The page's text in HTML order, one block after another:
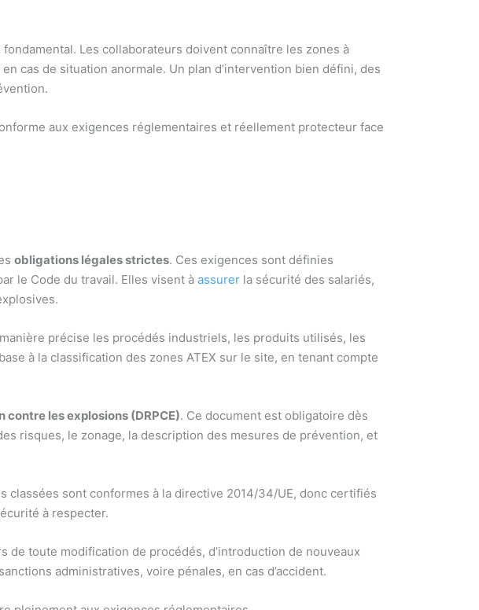
Les collaborateurs doivent connaître les zones à
cas de situation anormale. Un plan d’intervention bien défini, des
aux exigences réglementaires et réellement protecteur face
obligations légales strictes. Ces exigences sont définies
le Code du travail. Elles visent àassurer la sécurité des salariés,
précise les procédés industriels, les produits utilisés, les
à la classification des zones ATEX sur le site, en tenant compte
les explosions (DRPCE). Ce document est obligatoire dès
risques, le zonage, la description des mesures de prévention, et
classées sont conformes à la directive 2014/34/UE, donc certifiés
à respecter.
de toute modification de procédés, d’introduction de nouveaux
administratives, voire pénales, en cas d’accident.